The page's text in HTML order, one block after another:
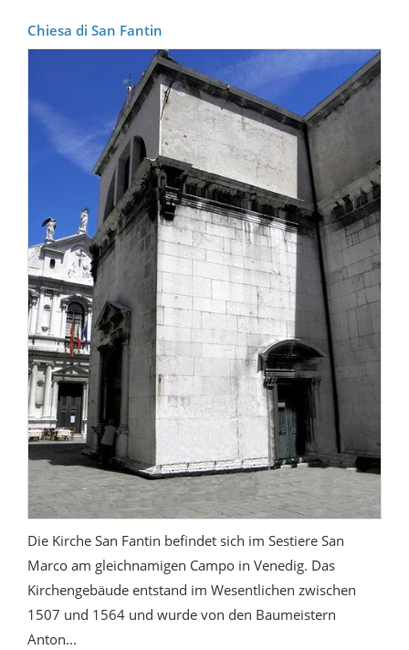
Chiesa di San Fantin
Die Kirche San Fantin befindet sich im Sestiere San
Marco am gleichnamigen Campo in Venedig. Das
Kirchengebäude entstand im Wesentlichen zwischen
1507 und 1564 und wurde von den Baumeistern
Anton...